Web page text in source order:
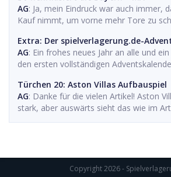
AG: Ja, mein Eindruck war auch immer,
Kauf nimmt, um vorne mehr Tore zu
Extra: Der spielverlagerung.de-
AG: Ein frohes neues Jahr an alle und
den ersten vollständigen
Türchen 20: Aston Villas Aufbauspiel
AG: Danke für die vielen Artikel! Aston
stark, aber auswärts sieht das wie im
Copyright 2026 -